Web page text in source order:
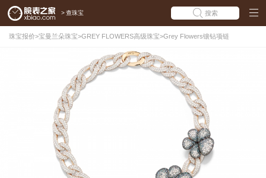
> 查珠宝 搜索
珠宝报价>宝曼兰朵珠宝>GREY FLOWERS高级珠宝>Grey Flowers镶钻项链